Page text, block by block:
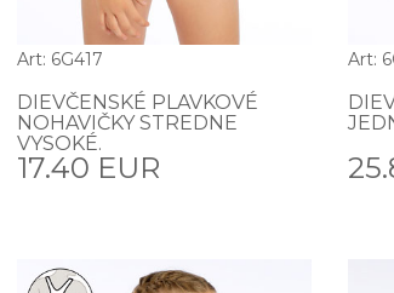
Art: 6G417
DIEVČENSKÉ PLAVKOVÉ
NOHAVIČKY STREDNE
VYSOKÉ.
17.40 EUR
Art: